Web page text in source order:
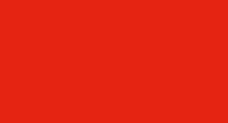
Bibliografii Literackiej
. Celem prowadzonego
nad digitalizacją kartoteki Bara finansowane są
Bibliograficzna baza danych "Dom
Polska i